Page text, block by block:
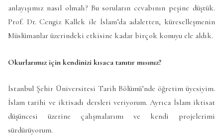
anlayışımız nasıl olmalı? Bu soruların cevabının peşine düştük.
Prof. Dr. Cengiz Kallek ile İslam’da adaletten, küreselleşmenin
Müslümanlar üzerindeki etkisine kadar birçok konuyu ele aldık.
Okurlarımız için kendinizi kısaca tanıtır mısınız?
İstanbul Şehir Üniversitesi Tarih Bölümü’nde öğretim üyesiyim.
İslam tarihi ve iktisadı dersleri veriyorum. Ayrıca İslam iktisat
düşüncesi üzerine çalışmalarımı ve kendi projelerimi
sürdürüyorum.